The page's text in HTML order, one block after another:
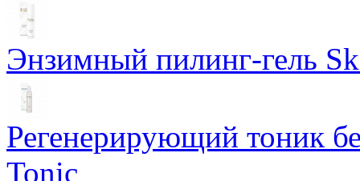
Энзимный пилинг-гель
Регенерирующий тоник
Tonic